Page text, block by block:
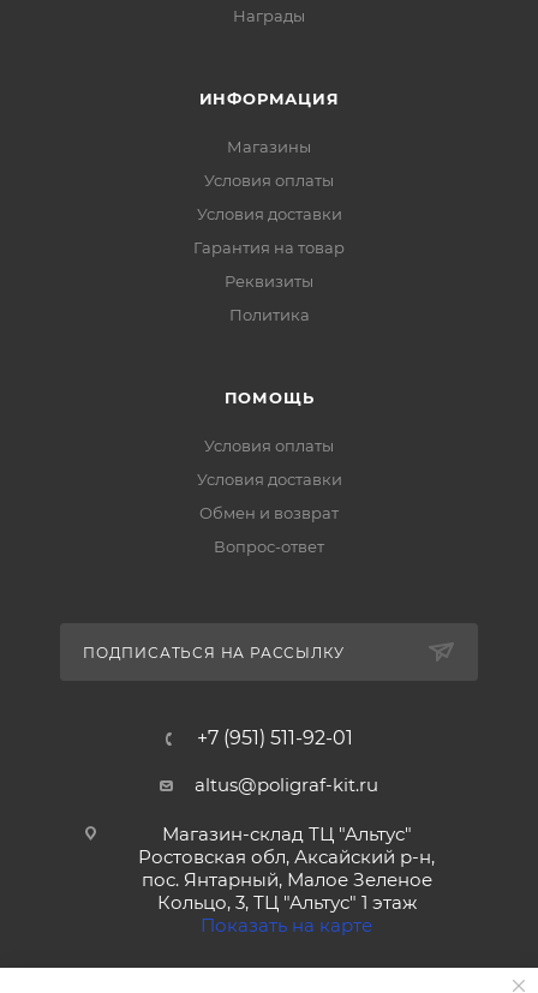
Награды
ИНФОРМАЦИЯ
Магазины
Условия оплаты
Условия доставки
Гарантия на товар
Реквизиты
Политика
ПОМОЩЬ
Условия оплаты
Условия доставки
Обмен и возврат
Вопрос-ответ
ПОДПИСАТЬСЯ НА РАССЫЛКУ
+7 (951) 511-92-01
altus@poligraf-kit.ru
Магазин-склад ТЦ "Альтус"
Ростовская обл, Аксайский р-н,
пос. Янтарный, Малое Зеленое
Кольцо, 3, ТЦ "Альтус" 1 этаж
Показать на карте